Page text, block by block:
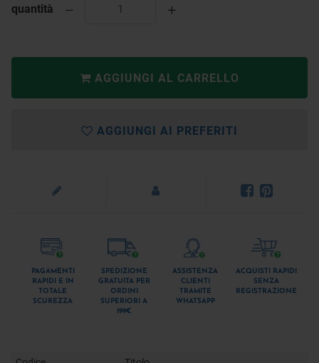
quantità
AGGIUNGI AL CARRELLO
AGGIUNGI AI PREFERITI
PAGAMENTI
RAPIDI E IN
TOTALE
SCUREZZA
SPEDIZIONE
GRATUITA PER
ORDINI
SUPERIORI A
199€
ASSISTENZA
CLIENTI
TRAMITE
WHATSAPP
ACQUISTI RAPIDI
SENZA
REGISTRAZIONE